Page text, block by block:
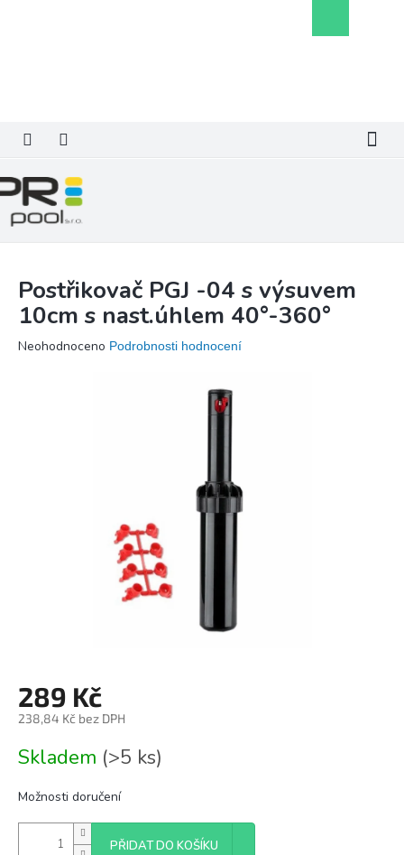
košík
Postřikovač PGJ -04 s výsuvem
10cm s nast.úhlem 40°-360°
Průměrné
Neohodnoceno Podrobnosti hodnocení
289 Kč
238,84 Kč bez DPH
cena:
Skladem (>5 ks)
Možnosti doručení
PŘIDAT DO KOŠÍKU